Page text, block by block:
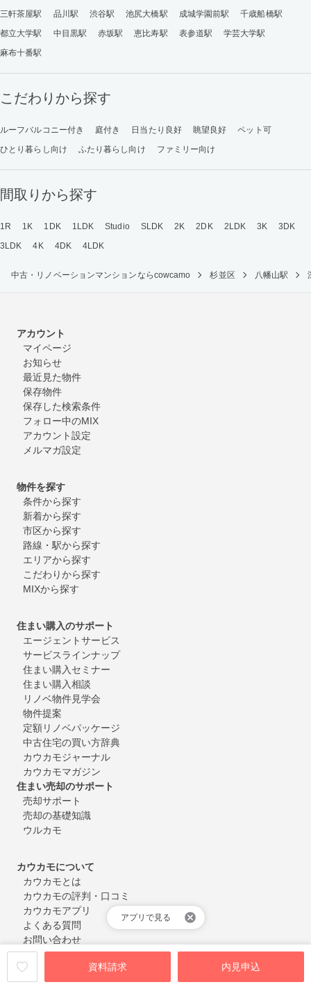
資料請求 内見申込
アプリで見る
三軒茶屋駅 品川駅 渋谷駅 池尻大橋駅 成城学園前駅
千歳船橋駅
都立大学駅
中目黒駅 赤坂駅 恵比寿駅 表参道駅
学芸大学駅
麻布十番駅
こだわりから探す
ルーフバルコニー付き 庭付き 日当たり良好 眺望良好
ペット可
ひとり暮らし向け
ふたり暮らし向け ファミリー向け
間取りから探す
1R 1K 1DK 1LDK Studio SLDK 2K 2DK 2LDK 3K
3DK
3LDK
4K 4DK 4LDK
中古・リノベーションマンションならcowcamo 杉並区 八幡山駅
アカウント
マイページ
お知らせ
最近見た物件
保存物件
保存した検索条件
フォロー中のMIX
アカウント設定
メルマガ設定
物件を探す
条件から探す
新着から探す
市区から探す
路線・駅から探す
エリアから探す
こだわりから探す
MIXから探す
住まい購入のサポート
エージェントサービス
サービスラインナップ
住まい購入セミナー
住まい購入相談
リノベ物件見学会
物件提案
定額リノベパッケージ
中古住宅の買い方辞典
カウカモジャーナル
カウカモマガジン
住まい売却のサポート
売却サポート
売却の基礎知識
ウルカモ
カウカモについて
カウカモとは
カウカモの評判・口コミ
カウカモアプリ
よくある質問
お問い合わせ
会員登録・ログイン